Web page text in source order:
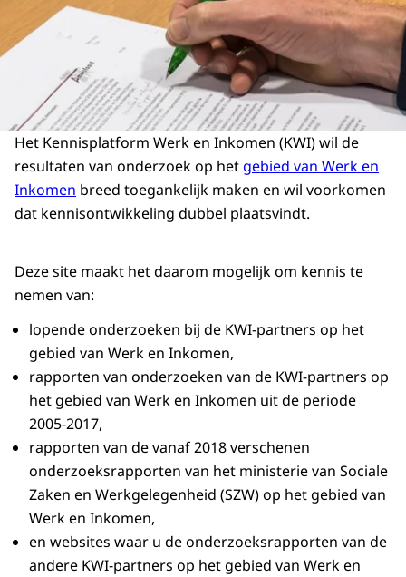
Het Kennisplatform Werk en Inkomen (KWI) wil de
resultaten van onderzoek op het gebied van Werk en
Inkomen breed toegankelijk maken en wil voorkomen
dat kennisontwikkeling dubbel plaatsvindt.
Deze site maakt het daarom mogelijk om kennis te
nemen van:
lopende onderzoeken bij de KWI-partners op het
gebied van Werk en Inkomen,
rapporten van onderzoeken van de KWI-partners op
het gebied van Werk en Inkomen uit de periode
2005-2017,
rapporten van de vanaf 2018 verschenen
onderzoeksrapporten van het ministerie van Sociale
Zaken en Werkgelegenheid (SZW) op het gebied van
Werk en Inkomen,
en websites waar u de onderzoeksrapporten van de
andere KWI-partners op het gebied van Werk en